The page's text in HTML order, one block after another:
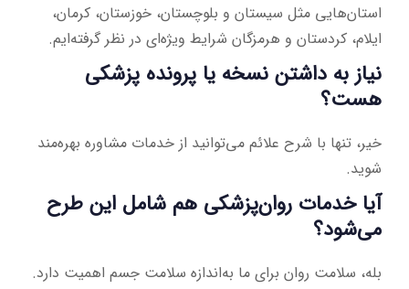
استان‌هایی مثل سیستان و بلوچستان، خوزستان، کرمان،
ایلام، کردستان و هرمزگان شرایط ویژه‌ای در نظر گرفته‌ایم.
نیاز به داشتن نسخه یا پرونده پزشکی
هست؟
خیر، تنها با شرح علائم می‌توانید از خدمات مشاوره بهره‌مند
شوید.
آیا خدمات روان‌پزشکی هم شامل این طرح
می‌شود؟
بله، سلامت روان برای ما به‌اندازه سلامت جسم اهمیت دارد.